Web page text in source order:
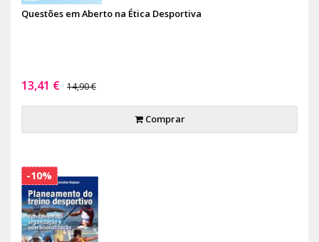
Questões em Aberto na Ética Desportiva
13,41 € 14,90 €
Comprar
-10%